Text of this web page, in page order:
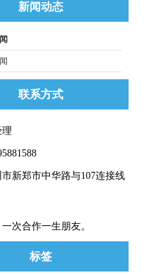
新闻动态
联系方式
新郑市中华路与107连接线
次合作一生朋友。
标签